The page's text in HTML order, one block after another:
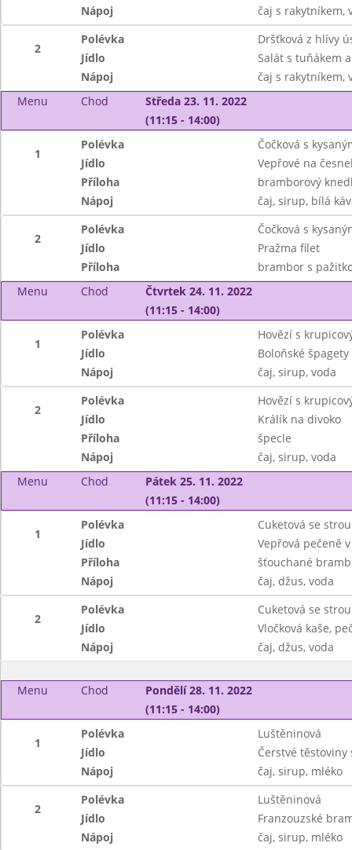
Nápoj
čaj s rakytníkem,
2
Polévka
Dršťková z hlívy
Jídlo
Salát s tuňákem
Nápoj
čaj s rakytníkem,
Menu
Chod
Středa 23. 11. 2022
(11:15 - 14:00)
1
Polévka
Čočková s
Jídlo
Vepřové na
Příloha
bramborový
Nápoj
čaj, sirup, bílá
2
Polévka
Čočková s
Jídlo
Pražma filet
Příloha
brambor s
Menu
Chod
Čtvrtek 24. 11. 2022
(11:15 - 14:00)
1
Polévka
Hovězí s
Jídlo
Boloňské
Nápoj
čaj, sirup, voda
2
Polévka
Hovězí s
Jídlo
Králík na divoko
Příloha
špecle
Nápoj
čaj, sirup, voda
Menu
Chod
Pátek 25. 11. 2022
(11:15 - 14:00)
1
Polévka
Cuketová se
Jídlo
Vepřová pečeně
Příloha
šťouchané
Nápoj
čaj, džus, voda
2
Polévka
Cuketová se
Jídlo
Vločková kaše,
Nápoj
čaj, džus, voda
Menu Chod
Pondělí 28. 11. 2022
(11:15 - 14:00)
1
Polévka
Luštěninová
Jídlo
Čerstvé
Nápoj
čaj, sirup, mléko
2
Polévka
Luštěninová
Jídlo
Franzouzské
Nápoj
čaj, sirup, mléko